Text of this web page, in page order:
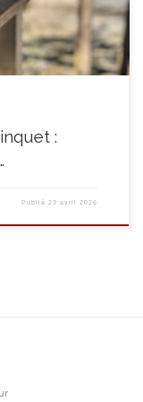
:
Publié23 avril 2026